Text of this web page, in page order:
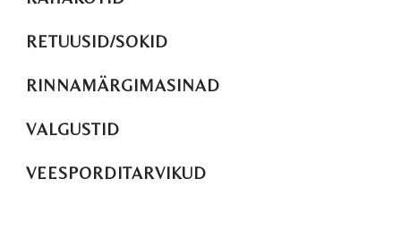
RETUUSID/SOKID
RINNAMÄRGIMASINAD
VALGUSTID
VEESPORDITARVIKUD